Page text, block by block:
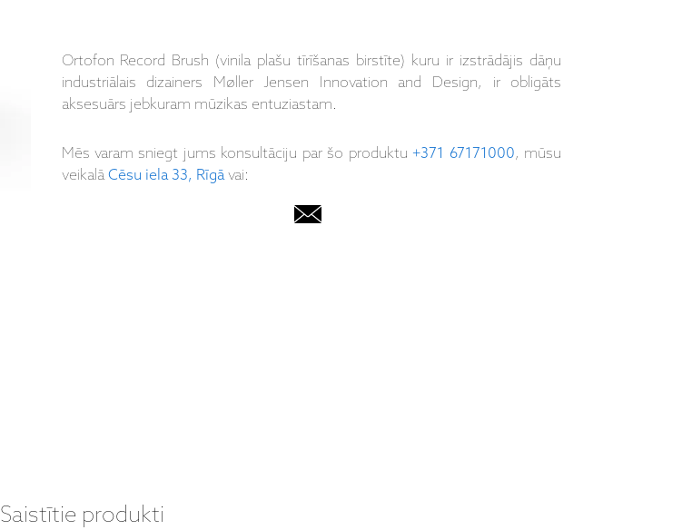
Ortofon Record Brush (vinila plašu tīrīšanas birstīte) kuru ir izstrādājis dāņu
industriālais dizainers Møller Jensen Innovation and Design, ir obligāts
aksesuārs jebkuram mūzikas entuziastam.
Mēs varam sniegt jums konsultāciju par šo produktu+371 67171000, mūsu
veikalāCēsu iela 33, Rīgāvai:
Saistītie produkti